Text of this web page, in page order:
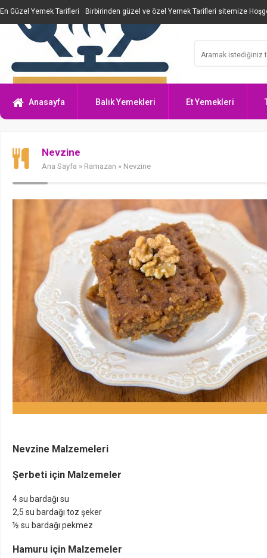
En Güzel Yemek Tarifleri Birbirinden güzel ve özel Yemek Tarifleri sitemize
Anasayfa Balık Yemekleri Et Yemekleri
Nevzine
Ana Sayfa » Ramazan » Nevzine
Nevzine Malzemeleri
Şerbeti için Malzemeler
4 su bardağı su
2,5 su bardağı toz şeker
½ su bardağı pekmez
Hamuru için Malzemeler